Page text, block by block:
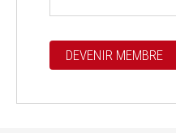
DEVENIR MEMBRE